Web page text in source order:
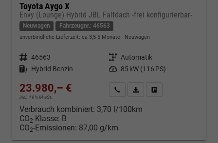
Toyota Aygo X
Envy (Lounge) Hybrid JBL Faltdach -frei konfigurierbar-
Neuwagen Fahrzeugnr.: 46563
unverbindliche Lieferzeit: ca 3,5-5 Monate Neuwagen
Fahrzeugnr. 46563 Getriebe Automatik
Kraftstoff Hybrid Benzin Leistung 85 kW (116 PS)
23.980,– €
incl. 19% MwSt.
Kontakt & Angebot anfordern
PDF-Datei, Fahrzeugexposé
Verbrauch kombiniert: 3,70 l/100km
CO2-Klasse: B
CO2-Emissionen: 87,00 g/km